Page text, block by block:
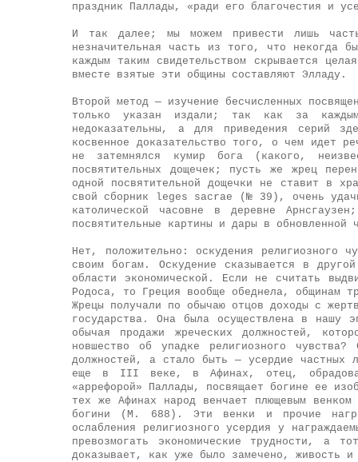
праздник Паллады, «ради его благочестия и
И так далее; мы можем привести лишь
незначительная часть из того, что некогда
каждым таким свидетельством скрывается
вместе взятые эти общины составляют Элладу.
Второй метод — изучение бесчисленных
только указан издали; так как за
недоказательны, а для приведения серий
косвенное доказательство того, о чем идет
не затемнялся кумир бога (какого,
посвятительных дощечек; пусть же жрец
одной посвятительной дощечки не ставит в
свой сборник leges sacrae (№ 39), очень
католической часовне в деревне
посвятительные картины и дары в
Нет, положительно: оскудения религиозного
своим богам. Оскудение сказывается в
области экономической. Если не считать
Родоса, то Греция вообще обеднела, общинам
Жрецы получали по обычаю отцов доходы с
государства. Она была осуществлена в нашу
обычая продажи жреческих должностей,
новшество об упадке религиозного
должностей, а стало быть — усердие частных
еще в III веке, в Афинах, отец,
«аррефорой» Паллады, посвящает богине ее
тех же Афинах народ венчает плющевым
богини (М. 688). Эти венки и прочие
ослабления религиозного усердия у
превозмогать экономические трудности, а
доказывает, как уже было замечено, живость